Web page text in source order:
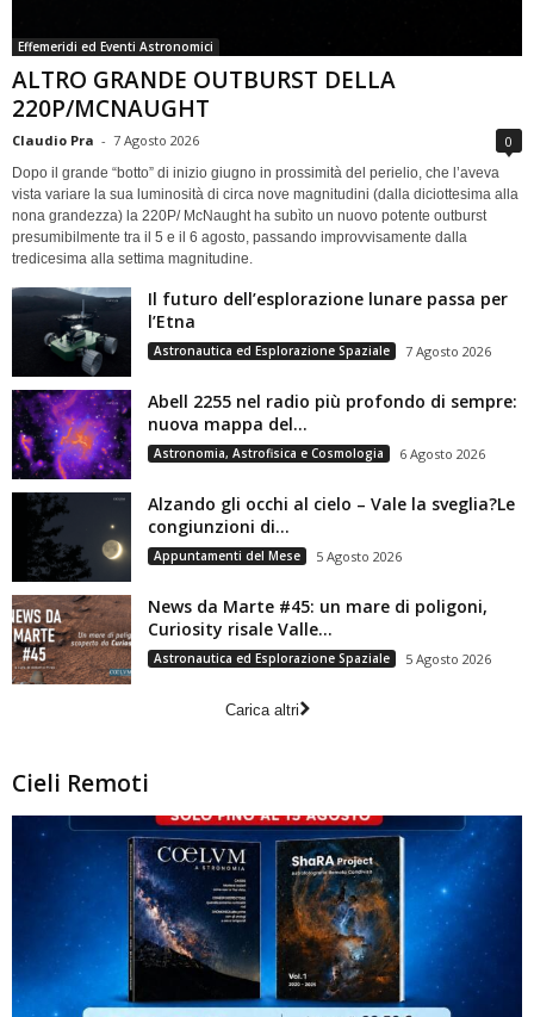
Effemeridi ed Eventi Astronomici
ALTRO GRANDE OUTBURST DELLA
220P/MCNAUGHT
Claudio Pra - 7 Agosto 2026 0
Dopo il grande “botto” di inizio giugno in prossimità del perielio, che l’aveva
vista variare la sua luminosità di circa nove magnitudini (dalla diciottesima alla
nona grandezza) la 220P/ McNaught ha subìto un nuovo potente outburst
presumibilmente tra il 5 e il 6 agosto, passando improvvisamente dalla
tredicesima alla settima magnitudine.
Il futuro dell’esplorazione lunare passa per
l’Etna
Astronautica ed Esplorazione Spaziale 7 Agosto 2026
Abell 2255 nel radio più profondo di sempre:
nuova mappa del...
Astronomia, Astrofisica e Cosmologia 6 Agosto 2026
Alzando gli occhi al cielo – Vale la sveglia?Le
congiunzioni di...
Appuntamenti del Mese 5 Agosto 2026
News da Marte #45: un mare di poligoni,
Curiosity risale Valle...
Astronautica ed Esplorazione Spaziale 5 Agosto 2026
Carica altri
Cieli Remoti